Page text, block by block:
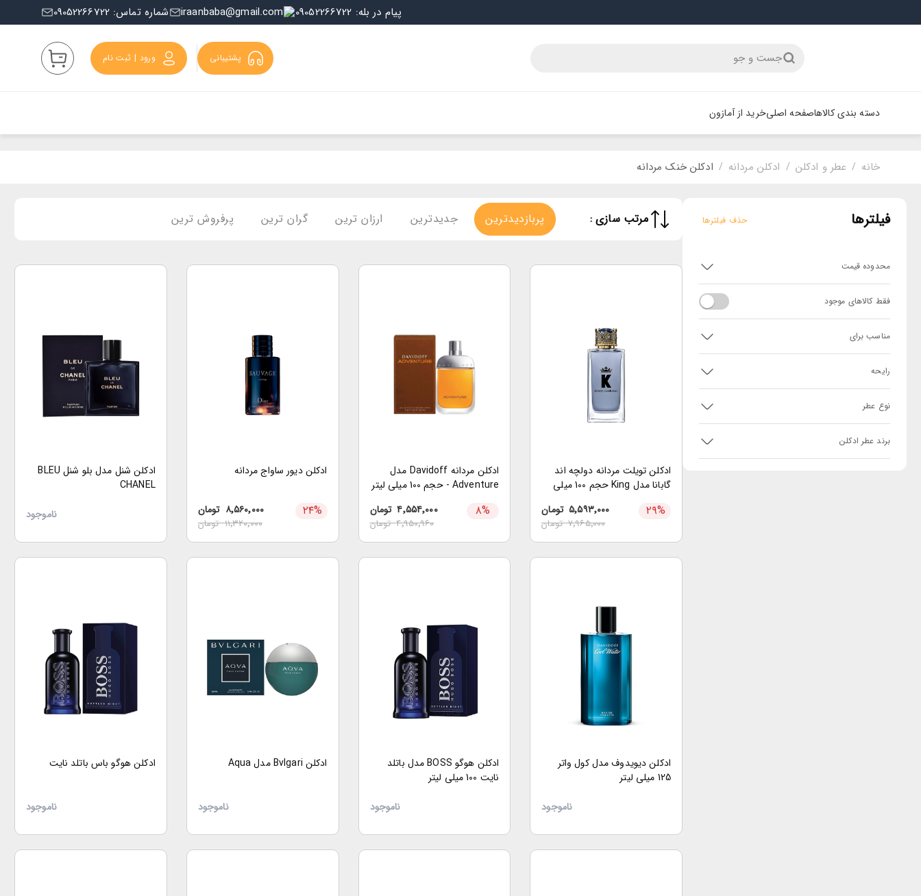
شماره تماس: 09052266722 iraanbaba@gmail.com پیام در بله: 09052266722
جست و جو پشتیبانی ورود | ثبت نام
دسته بندی کالاهاصفحه اصلیخرید از آمازون
خانه / عطر و ادکلن / ادکلن مردانه / ادکلن خنک مردانه
فیلترها حذف فیلترها
محدوده قیمت
فقط کالاهای موجود
مناسب برای
رایحه
نوع عطر
برند عطر ادکلن
مرتب سازی : پربازدیدترین جدیدترین ارزان ترین گران ترین پرفروش ترین
ادکلن تویلت مردانه دولچه اند
گابانا مدل King حجم 100 میلی
۲۹% ۵٬۵۹۳٬۰۰۰تومان
۷٬۹۶۵٬۰۰۰تومان
ادکلن مردانه Davidoff مدل
Adventure - حجم 100 میلی لیتر
۸% ۴٬۵۵۴٬۰۰۰تومان
۴٬۹۵۰٬۹۶۰تومان
ادکلن دیور ساواج مردانه
۲۴% ۸٬۵۶۰٬۰۰۰ تومان
۱۱٬۳۲۰٬۰۰۰تومان
ادکلن شنل مدل بلو شنل BLEU
CHANEL
ناموجود
ادکلن دیویدوف مدل کول واتر
125 میلی لیتر
ناموجود
ادکلن هوگو BOSS مدل باتلد
نایت 100 میلی لیتر
ناموجود
ادکلن Bvlgari مدل Aqua
ناموجود
ادکلن هوگو باس باتلد نایت
ناموجود